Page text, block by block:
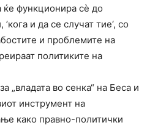
ќе функционира сѐ до
и да се случат тие‘, со
и проблемите на
политиките на
„владата во сенка“ на Беса и
инструмент на
како правно-политички